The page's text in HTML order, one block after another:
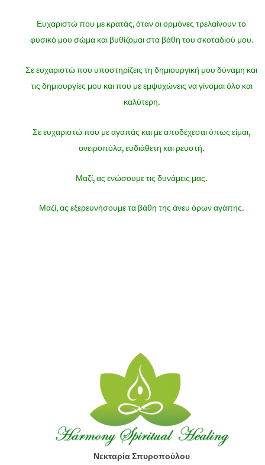
Ευχαριστώ που με κρατάς, όταν οι ορμόνες τρελαίνουν το
φυσικό μου σώμα και βυθίζομαι στα βάθη του σκοταδιού μου.
Σε ευχαριστώ που υποστηρίζεις τη δημιουργική μου δύναμη και
τις δημιουργίες μου και που με εμψυχώνεις να γίνομαι όλο και
καλύτερη.
Σε ευχαριστώ που με αγαπάς και με αποδέχεσαι όπως είμαι,
ονειροπόλα, ευδιάθετη και ρευστή.
Μαζί, ας ενώσουμε τις δυνάμεις μας.
Μαζί, ας εξερευνήσουμε τα βάθη της άνευ όρων αγάπης.
Νεκταρία Σπυροπούλου